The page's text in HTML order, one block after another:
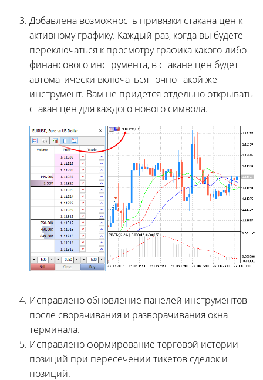
Добавлена возможность привязки стакана цен к
активному графику. Каждый раз, когда вы будете
переключаться к просмотру графика какого-либо
финансового инструмента, в стакане цен будет
автоматически включаться точно такой же
инструмент. Вам не придется отдельно открывать
стакан цен для каждого нового символа.
Исправлено обновление панелей инструментов
после сворачивания и разворачивания окна
терминала.
Исправлено формирование торговой истории
позиций при пересечении тикетов сделок и
позиций.